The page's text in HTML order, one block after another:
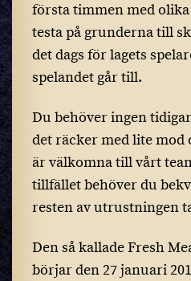
första timmen med
testa på grunderna till
det dags för lagets
spelandet går till.
Du behöver ingen
det räcker med lite mod
är välkomna till vårt
tillfället behöver du
resten av utrustningen
Den så kallade Fresh
börjar den 27 januari